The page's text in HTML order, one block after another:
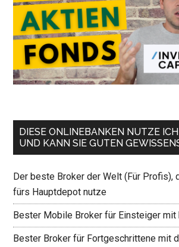
DIESE ONLINEBANKEN NUTZE
UND KANN SIE GUTEN
Der beste Broker der Welt (Für Profis),
fürs Hauptdepot nutze
Bester Mobile Broker für Einsteiger mit
Bester Broker für Fortgeschrittene mit